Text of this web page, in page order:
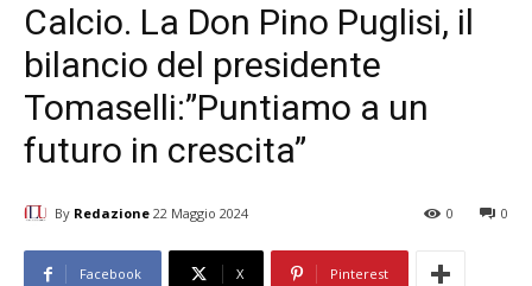
Calcio. La Don Pino Puglisi, il
bilancio del presidente
Tomaselli:”Puntiamo a un
futuro in crescita”
By Redazione 22 Maggio 2024 0
0
Facebook X Pinterest